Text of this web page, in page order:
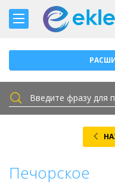
Печорское